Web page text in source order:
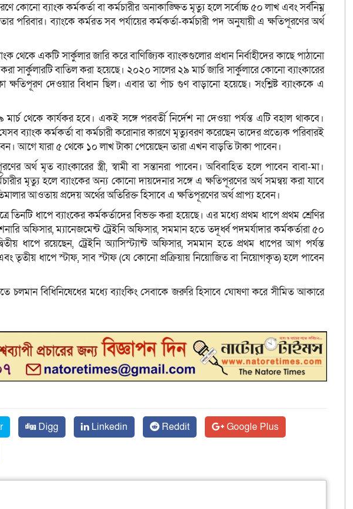
কোনো ব্যাংক কর্মকর্তা বা কর্মচারীর অনাকাঙ্ক্ষিত মৃত্যু হলে সর্বোচ্চ ৫০ লাখ এবং সর্বনিম্ন
পরিবার। ব্যাংকে কর্মরত সব পর্যায়ের কর্মকর্তা-কর্মচারী পদ অনুযায়ী এ ক্ষতিপূরণের অর্থ
থেকে একটি সার্কুলার জারি করে বাণিজ্যিক ব্যাংকগুলোর প্রধান নির্বাহীদের কাছে পাঠানো
সার্কুলারটি বাতিল করা হয়েছে। ২০২০ সালের ২৯ মার্চ জারি সার্কুলারে কোনো ব্যাংকারের
দেওয়ার বিধান ছিল। এবার তা পাঁচ গুণ বাড়ানো হয়েছে। সংশ্লিষ্ট ব্যাংককে এ
থেকে কার্যকর হবে। একই সঙ্গে পরবর্তী নির্দেশ না দেওয়া পর্যন্ত এটি বহাল থাকবে।
ব্যাংক কর্মকর্তা বা কর্মচারী করোনার কারণে মৃত্যুবরণ করেছেন তাদের প্রত্যেক পরিবারই
আগে যারা ৫ থেকে ১০ লাখ টাকা পেয়েছেন তারা এখন বাড়তি টাকা পাবেন।
অর্থ মৃত ব্যাংকারের স্ত্রী, স্বামী বা সন্তানরা পাবেন। অবিবাহিত হলে পাবেন বাবা-মা।
মৃত্যু হলে ব্যাংকের অন্য কোনো দায়দেনার সঙ্গে এ ক্ষতিপূরণের অর্থ সমন্বয় করা যাবে
আওতায় প্রদেয় অর্থের অতিরিক্ত হিসাবে এ ক্ষতিপূরণের অর্থ প্রাপ্য হবেন।
তিনটি ধাপে ব্যাংকের কর্মকর্তাদের বিভক্ত করা হয়েছে। এর মধ্যে প্রথম ধাপে প্রথম শ্রেণির
অফিসার, ম্যানেজমেন্ট ট্রেইনি অফিসার, সমমান হতে তদূর্ধ্ব পদমর্যাদার কর্মকর্তারা ৫০
ধাপে রয়েছেন, ট্রেইনি অ্যাসিস্ট্যান্ট অফিসার, সমমান হতে প্রথম ধাপের আগ পর্যন্ত
তৃতীয় ধাপে স্টাফ, সাব স্টাফ (যে কোনো প্রক্রিয়ায় নিয়োজিত বা নিয়োগকৃত) হলে পাবেন
চলমান বিধিনিষেধের মধ্যে ব্যাংকিং সেবাকে জরুরি হিসাবে ঘোষণা করে সীমিত আকারে
Digg Linkedin Reddit
Google Plus